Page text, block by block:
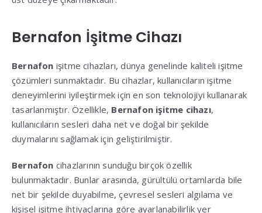
Bernafon İşitme Cihazı
Bernafon işitme cihazları, dünya genelinde kaliteli işitme
çözümleri sunmaktadır. Bu cihazlar, kullanıcıların işitme
deneyimlerini iyileştirmek için en son teknolojiyi kullanarak
tasarlanmıştır. Özellikle, Bernafon işitme cihazı,
kullanıcıların sesleri daha net ve doğal bir şekilde
duymalarını sağlamak için geliştirilmiştir.
Bernafon cihazlarının sunduğu birçok özellik
bulunmaktadır. Bunlar arasında, gürültülü ortamlarda bile
net bir şekilde duyabilme, çevresel sesleri algılama ve
kişisel işitme ihtiyaçlarına göre ayarlanabilirlik yer